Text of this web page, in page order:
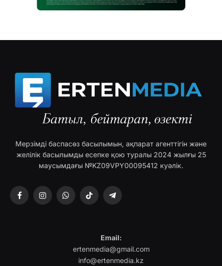
Мерзімді баспасөз басылымын, ақпарат агенттігін және
желілік басылымды есепке қою туралы 2024 жылғы 25
маусымдағы №KZ09VPY00095412 куәлік.
FacebookInstagramWhatsAppTikTok Telegram
Email:
ertenmedia@gmail.com
info@ertenmedia.kz